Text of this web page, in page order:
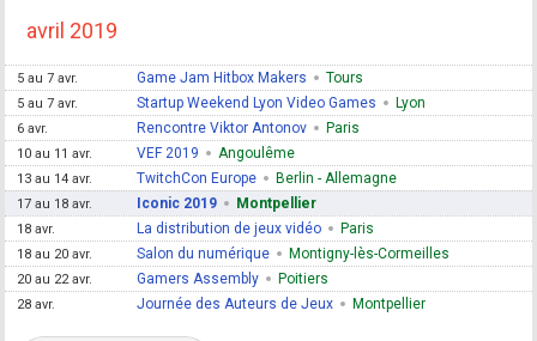
avril 2019
5 au 7 avr. Game Jam Hitbox Makers Tours
5 au 7 avr. Startup Weekend Lyon Video Games Lyon
6 avr. Rencontre Viktor Antonov Paris
10 au 11 avr. VEF 2019 Angoulême
13 au 14 avr. TwitchCon Europe Berlin - Allemagne
17 au 18 avr. Iconic 2019 Montpellier
18 avr. La distribution de jeux vidéo Paris
18 au 20 avr. Salon du numérique Montigny-lès-Cormeilles
20 au 22 avr. Gamers Assembly Poitiers
28 avr. Journée des Auteurs de Jeux Montpellier